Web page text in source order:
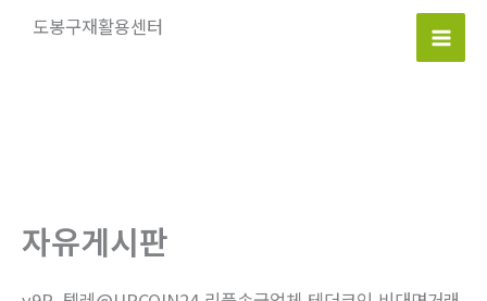
도봉구재활용센터
Main
자유게시판